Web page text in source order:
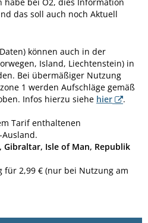
das soll auch noch Aktuell
können auch in der
Island, Liechtenstein) in
Bei übermäßiger Nutzung
1 werden Aufschläge gemäß
Infos hierzu siehe hier
.
Tarif enthaltenen
Gibraltar, Isle of Man, Republik
für 2,99 € (nur bei Nutzung am